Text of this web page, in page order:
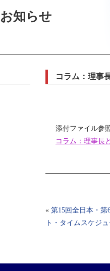
お知らせ
コラム：理事
添付ファイル参
コラム：理事長
« 第15回全日本・
ト・タイムスケジ